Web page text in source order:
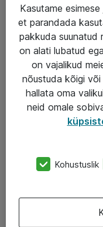
Teenused
IT taristu
Haldusteenused
Garantii
Turva- ja
AS ATEA
eShop@atea.ee
Kasutame
et parandada
pakkuda suunatud
on alati lubatud
on vajalikud
nõustuda kõigi või
hallata oma
neid omale
Kohustuslik